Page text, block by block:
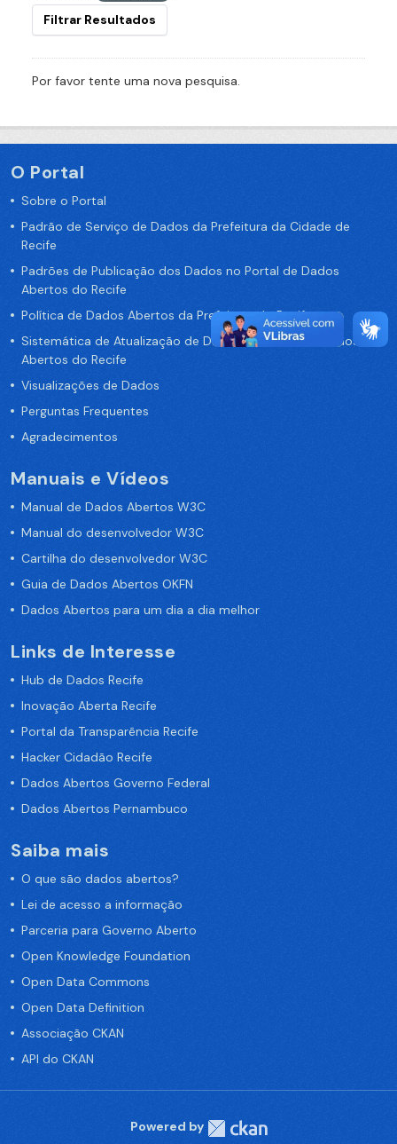
Filtrar Resultados
Por favor tente uma nova pesquisa.
O Portal
Sobre o Portal
Padrão de Serviço de Dados da Prefeitura da Cidade de
Recife
Padrões de Publicação dos Dados no Portal de Dados
Abertos do Recife
Política de Dados Abertos da Prefeitura do Recife
Sistemática de Atualização de Dados do Portal de Dados
Abertos do Recife
Visualizações de Dados
Perguntas Frequentes
Agradecimentos
Manuais e Vídeos
Manual de Dados Abertos W3C
Manual do desenvolvedor W3C
Cartilha do desenvolvedor W3C
Guia de Dados Abertos OKFN
Dados Abertos para um dia a dia melhor
Links de Interesse
Hub de Dados Recife
Inovação Aberta Recife
Portal da Transparência Recife
Hacker Cidadão Recife
Dados Abertos Governo Federal
Dados Abertos Pernambuco
Saiba mais
O que são dados abertos?
Lei de acesso a informação
Parceria para Governo Aberto
Open Knowledge Foundation
Open Data Commons
Open Data Definition
Associação CKAN
API do CKAN
Powered by